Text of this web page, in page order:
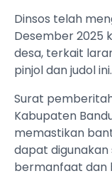
Dinsos telah
Desember 2025
desa, terkait
pinjol dan judol ini.
Surat
Kabupaten
memastikan
dapat
bermanfaat dan